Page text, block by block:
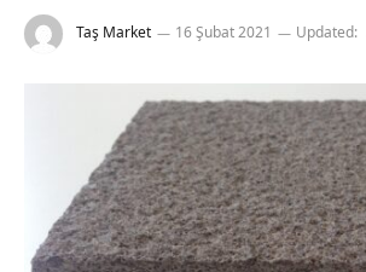
Taş Market 16 Şubat 2021 Updated: